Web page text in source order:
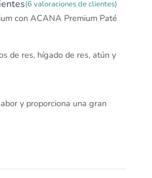
(6 valoraciones de clientes)
con ACANA Premium Paté
de res, hígado de res, atún y
y proporciona una gran